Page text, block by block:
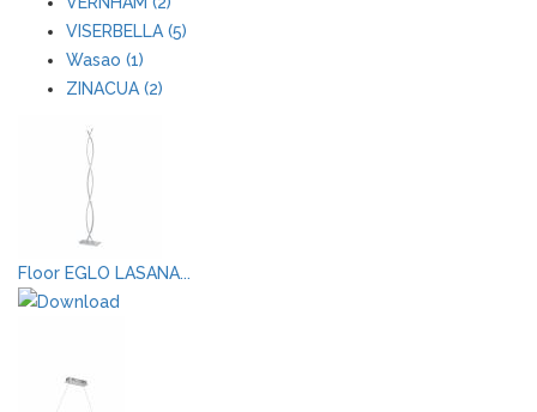
VISERBELLA (5)
Wasao (1)
ZINACUA (2)
Floor EGLO LASANA...